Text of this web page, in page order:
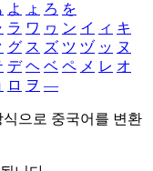
よ ょ ろ を
ラ ワ ヮ ン イ ィ キ
グ ス ズ ツ ヅ ッ ヌ
デ ヘ ベ ペ メ レ オ
ロ ヲ ―
으로 중국어를 변환